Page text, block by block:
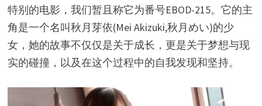
特别的电影，我们暂且称它为番号EBOD-215。它的主
角是一个名叫秋月芽依(Mei Akizuki,秋月めい)的少
女，她的故事不仅仅是关于成长，更是关于梦想与现
实的碰撞，以及在这个过程中的自我发现和坚持。